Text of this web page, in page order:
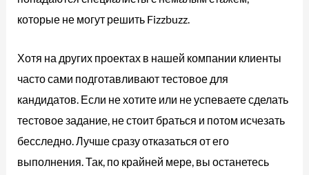
которые не могут решить Fizzbuzz.
Хотя на других проектах в нашей компании клиенты
часто сами подготавливают тестовое для
кандидатов. Если не хотите или не успеваете сделать
тестовое задание, не стоит браться и потом исчезать
бесследно. Лучше сразу отказаться от его
выполнения. Так, по крайней мере, вы останетесь